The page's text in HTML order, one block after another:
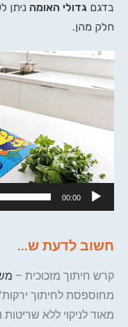
בדגם גדולי האומה ניתן
חלק מהן.
נגן
וידאו
00:00
חשוב לדעת ש...
קרש חיתוך מזכוכית –
מחוספסת לחיתוך
מאוד לניקוי ללא